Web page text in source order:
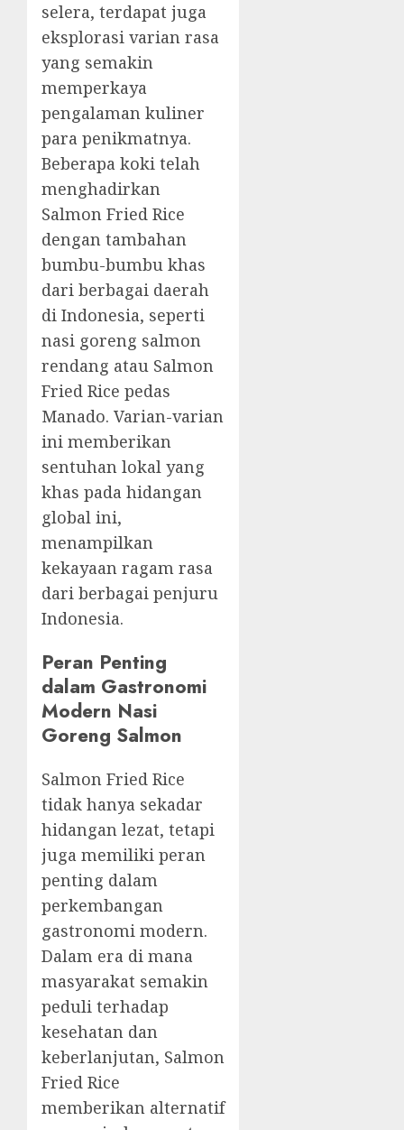
selera, terdapat juga
eksplorasi varian rasa
yang semakin
memperkaya
pengalaman kuliner
para penikmatnya.
Beberapa koki telah
menghadirkan
Salmon Fried Rice
dengan tambahan
bumbu-bumbu khas
dari berbagai daerah
di Indonesia, seperti
nasi goreng salmon
rendang atau Salmon
Fried Rice pedas
Manado. Varian-varian
ini memberikan
sentuhan lokal yang
khas pada hidangan
global ini,
menampilkan
kekayaan ragam rasa
dari berbagai penjuru
Indonesia.
Peran Penting
dalam Gastronomi
Modern Nasi
Goreng Salmon
Salmon Fried Rice
tidak hanya sekadar
hidangan lezat, tetapi
juga memiliki peran
penting dalam
perkembangan
gastronomi modern.
Dalam era di mana
masyarakat semakin
peduli terhadap
kesehatan dan
keberlanjutan, Salmon
Fried Rice
memberikan alternatif